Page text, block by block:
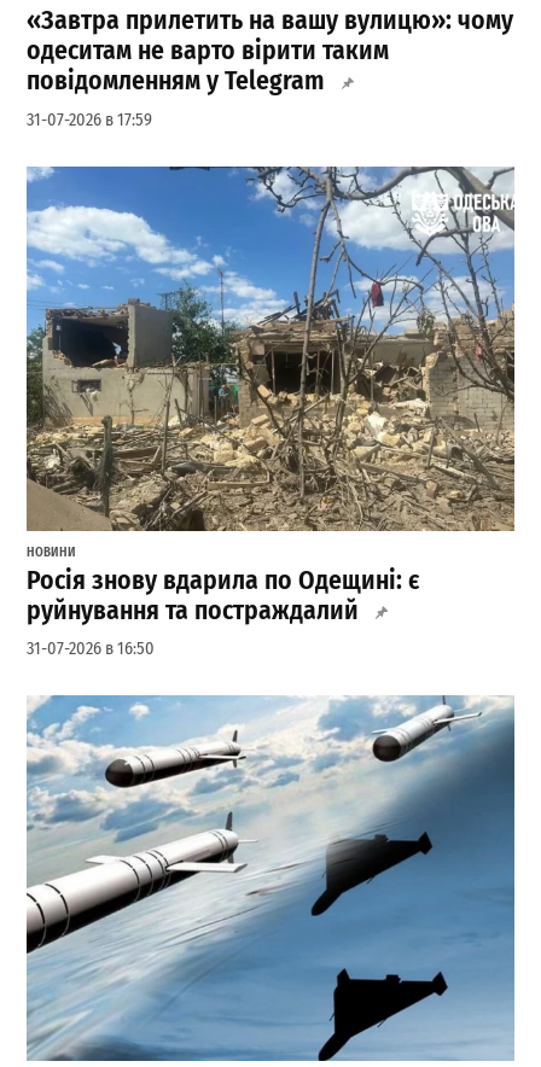
«Завтра прилетить на вашу вулицю»: чому
одеситам не варто вірити таким
повідомленням у Telegram
31-07-2026 в 17:59
НОВИНИ
Росія знову вдарила по Одещині: є
руйнування та постраждалий
31-07-2026 в 16:50